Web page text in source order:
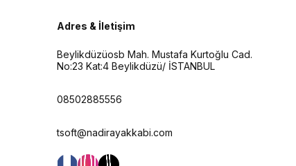
Adres & İletişim
Beylikdüzüosb Mah. Mustafa Kurtoğlu Cad.
No:23 Kat:4 Beylikdüzü/ İSTANBUL
08502885556
tsoft@nadirayakkabi.com